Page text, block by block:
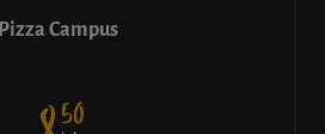
Pizza Campus
50